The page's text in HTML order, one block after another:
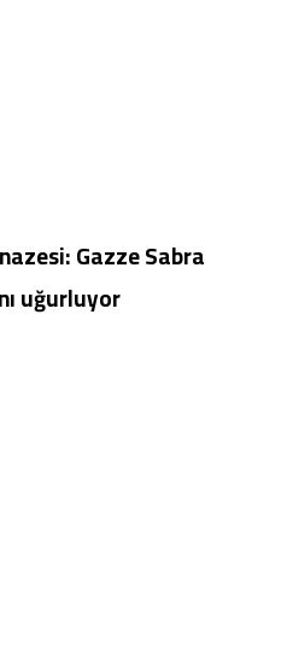
Gazze Sabra
uğurluyor